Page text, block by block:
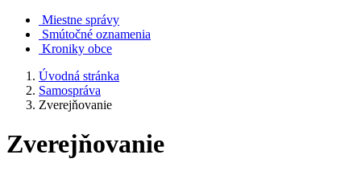
Miestne správy
Smútočné oznamenia
Kroniky obce
Úvodná stránka
Samospráva
Zverejňovanie
Zverejňovanie